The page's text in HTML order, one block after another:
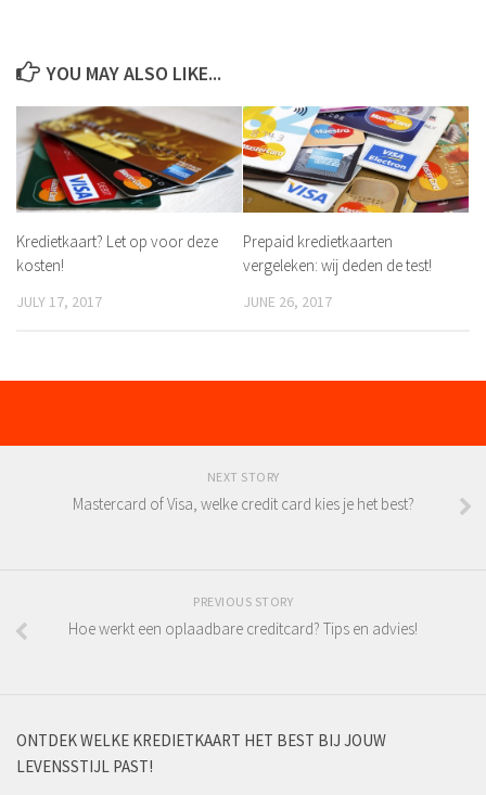
YOU MAY ALSO LIKE...
Kredietkaart? Let op voor deze
kosten!
JULY 17, 2017
Prepaid kredietkaarten
vergeleken: wij deden de test!
JUNE 26, 2017
NEXT STORY
Mastercard of Visa, welke credit card kies je het best?
PREVIOUS STORY
Hoe werkt een oplaadbare creditcard? Tips en advies!
ONTDEK WELKE KREDIETKAART HET BEST BIJ JOUW
LEVENSSTIJL PAST!